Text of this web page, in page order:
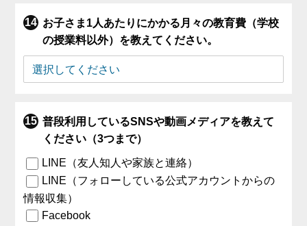
お子さま1人あたりにかかる月々の教育費（学校
の授業料以外）を教えてください。
普段利用しているSNSや動画メディアを教えて
ください（3つまで）
LINE（友人知人や家族と連絡）
LINE（フォローしている公式アカウントからの
情報収集）
Facebook